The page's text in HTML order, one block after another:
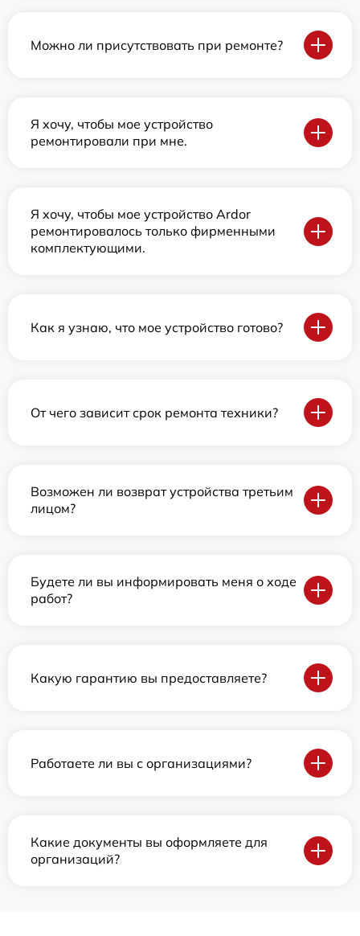
Можно ли присутствовать при ремонте?
Я хочу, чтобы мое устройство
ремонтировали при мне.
Я хочу, чтобы мое устройство Ardor
ремонтировалось только фирменными
комплектующими.
Как я узнаю, что мое устройство готово?
От чего зависит срок ремонта техники?
Возможен ли возврат устройства третьим
лицом?
Будете ли вы информировать меня о ходе
работ?
Какую гарантию вы предоставляете?
Работаете ли вы с организациями?
Какие документы вы оформляете для
организаций?